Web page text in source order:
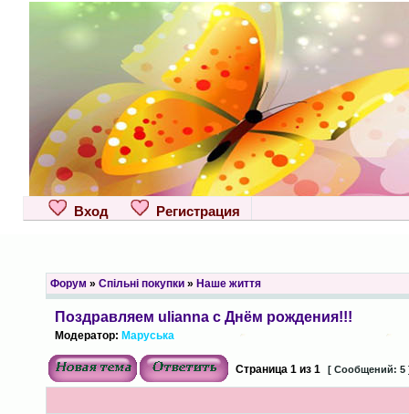
Вход Регистрация
Форум » Спільні покупки» Наше життя
Поздравляем ulianna с Днём рождения!!!
Модератор: Маруська
Страница 1из 1 [ Сообщений: 5